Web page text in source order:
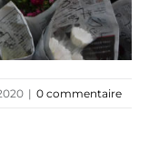
| 0 commentaire